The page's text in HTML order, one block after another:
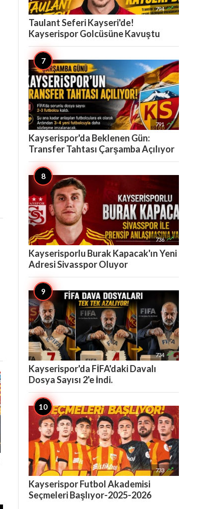
794 
Taulant Seferi Kayseri'de!
Kayserispor Golcüsüne Kavuştu
791 
Kayserispor'da Beklenen Gün:
Transfer Tahtası Çarşamba Açılıyor
736 
Kayserisporlu Burak Kapacak'ın Yeni
Adresi Sivasspor Oluyor
734 
Kayserispor'da FİFA'daki Davalı
Dosya Sayısı 2'e İndi.
733 
Kayserispor Futbol Akademisi
Seçmeleri Başlıyor-2025-2026